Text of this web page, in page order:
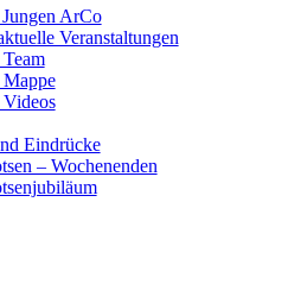
ArCo
Veranstaltungen
Eindrücke
– Wochenenden